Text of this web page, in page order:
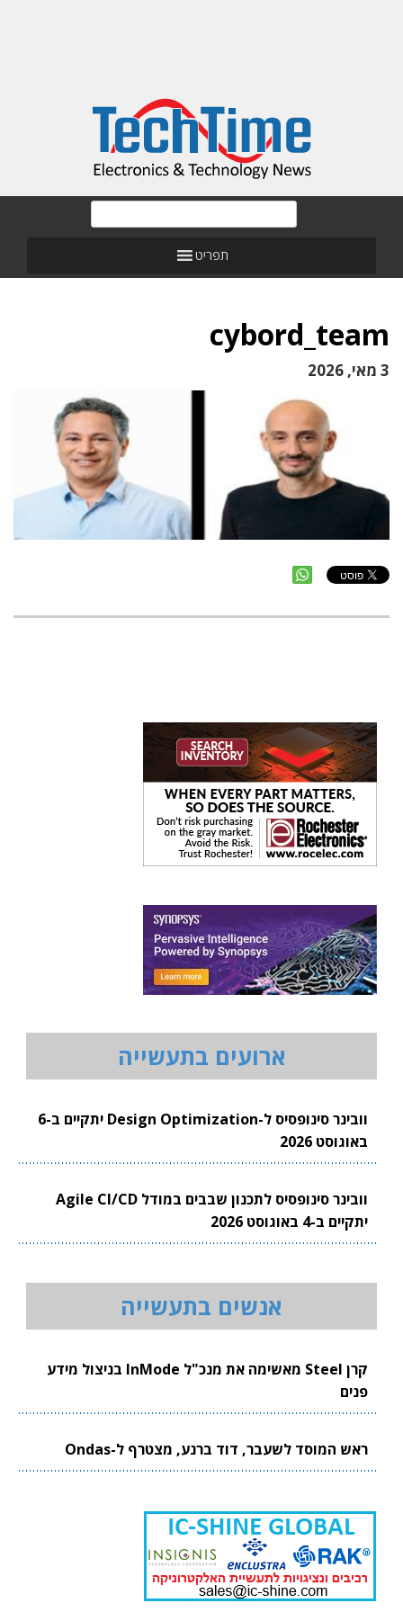
תפריט
cybord_team
3 מאי, 2026
ארועים בתעשייה
וובינר סינופסיס ל-Design Optimization יתקיים ב-6
באוגוסט 2026
וובינר סינופסיס לתכנון שבבים במודל Agile CI/CD
יתקיים ב-4 באוגוסט 2026
אנשים בתעשייה
קרן Steel מאשימה את מנכ"ל InMode בניצול מידע
פנים
ראש המוסד לשעבר, דוד ברנע, מצטרף ל-Ondas